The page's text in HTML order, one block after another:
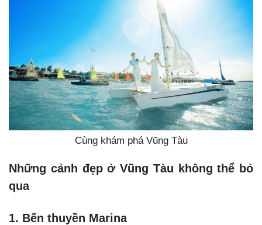
Cùng khám phá Vũng Tàu
Những cảnh đẹp ở Vũng Tàu không thể bỏ
qua
1. Bến thuyền Marina